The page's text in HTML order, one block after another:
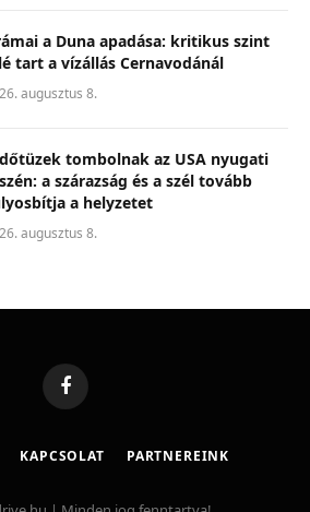
a Duna apadása: kritikus szint
tart a vízállás Cernavodánál
augusztus 8.
tombolnak az USA nyugati
a szárazság és a szél tovább
a helyzetet
augusztus 8.
Facebook
KAPCSOLAT PARTNEREINK